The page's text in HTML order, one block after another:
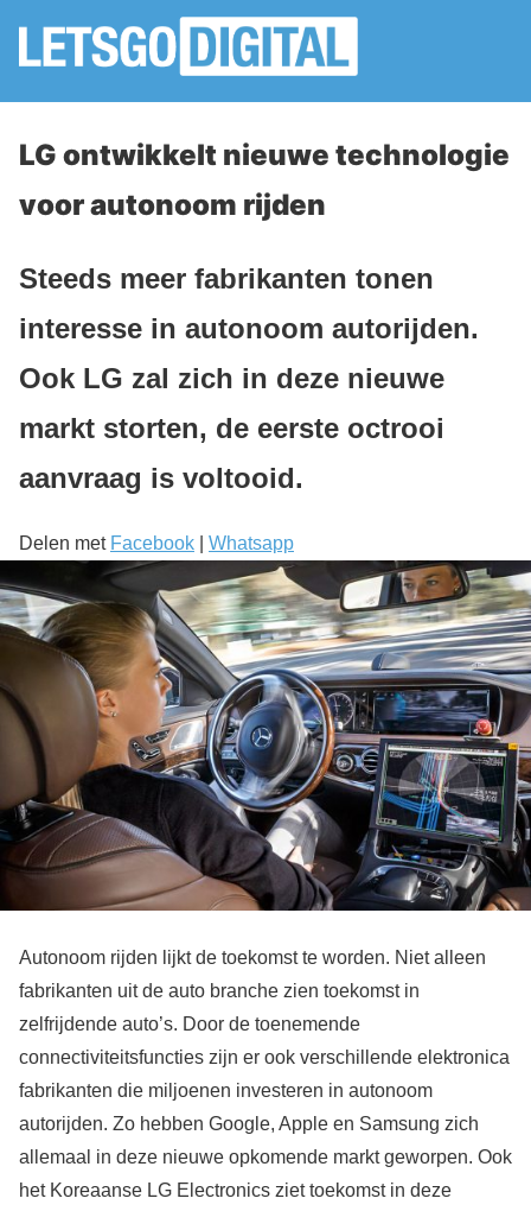
LG ontwikkelt nieuwe technologie
voor autonoom rijden
Steeds meer fabrikanten tonen
interesse in autonoom autorijden.
Ook LG zal zich in deze nieuwe
markt storten, de eerste octrooi
aanvraag is voltooid.
Delen met Facebook Whatsapp
Autonoom rijden lijkt de toekomst te worden. Niet alleen
fabrikanten uit de auto branche zien toekomst in
zelfrijdende auto’s. Door de toenemende
connectiviteitsfuncties zijn er ook verschillende elektronica
fabrikanten die miljoenen investeren in autonoom
autorijden. Zo hebben Google, Apple en Samsung zich
allemaal in deze nieuwe opkomende markt geworpen. Ook
het Koreaanse LG Electronics ziet toekomst in deze